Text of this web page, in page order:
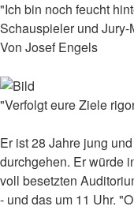
"Ich bin noch feucht
Schauspieler und
Von Josef Engels
"Verfolgt eure Ziele
Er ist 28 Jahre jung
durchgehen. Er würde
voll besetzten
- und das um 11 Uhr.